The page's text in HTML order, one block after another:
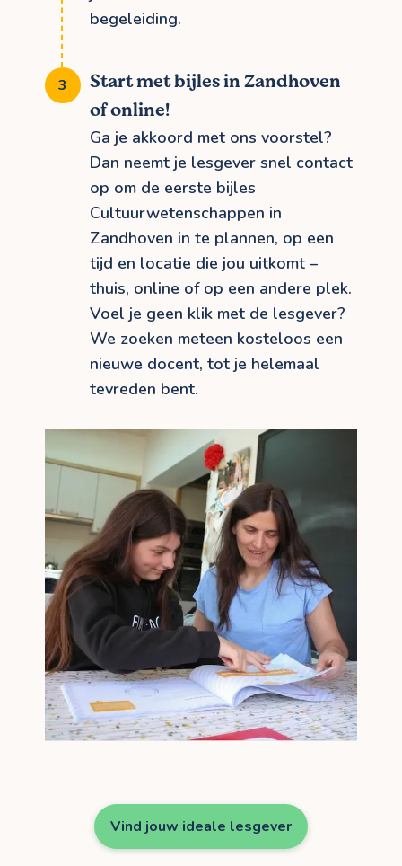
begeleiding.
Start met bijles in Zandhoven
of online!
Ga je akkoord met ons voorstel?
Dan neemt je lesgever snel contact
op om de eerste bijles
Cultuurwetenschappen in
Zandhoven in te plannen, op een
tijd en locatie die jou uitkomt –
thuis, online of op een andere plek.
Voel je geen klik met de lesgever?
We zoeken meteen kosteloos een
nieuwe docent, tot je helemaal
tevreden bent.
Vind jouw ideale lesgever